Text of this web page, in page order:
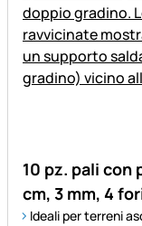
10 pz. pali con
cm, 3 mm, 4
Ideali per terreni